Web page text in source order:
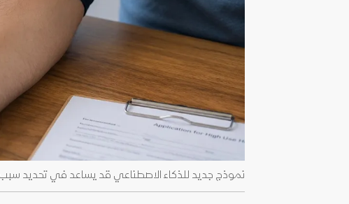
نموذج جديد للذكاء الاصطناعي قد يساعد في تحديد